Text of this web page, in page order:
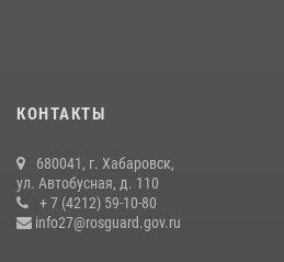
108 лет со дня рождения легендарного
армии Ивана Кирилловича Яковлева
04 августа 2026, 23:41
КОНТАКТЫ
680041, г. Хабаровск,
ул. Автобусная, д. 110
+ 7 (4212) 59-10-80
info27@rosguard.gov.ru